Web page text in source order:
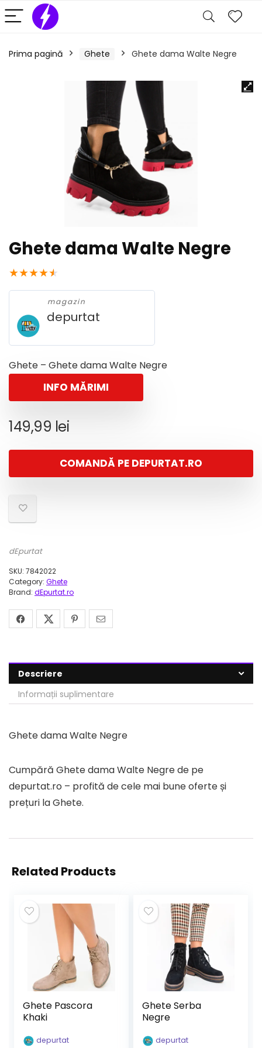
Prima pagină Ghete Ghete dama Walte Negre
Ghete dama Walte Negre
★★★★★
magazin
depurtat
Ghete – Ghete dama Walte Negre
INFO MĂRIMI
149,99 lei
COMANDĂ PE DEPURTAT.RO
dEpurtat
SKU: 7842022
Category: Ghete
Brand: dEpurtat.ro
Descriere
Informații suplimentare
Ghete dama Walte Negre
Cumpără Ghete dama Walte Negre de pe
depurtat.ro – profită de cele mai bune oferte și
prețuri la Ghete.
Related Products
Ghete Pascora
Khaki
depurtat
Ghete Serba
Negre
depurtat